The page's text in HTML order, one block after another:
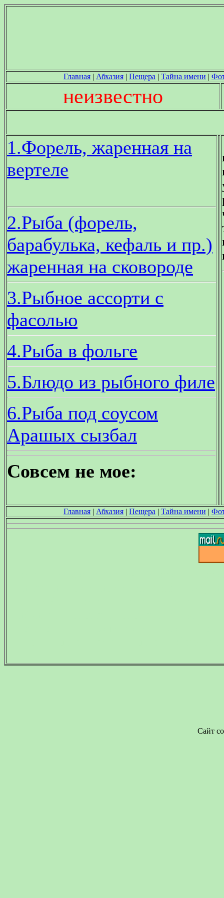
Главная | Абхазия | Пещера | Тайна имени |
неизвестно
1.Форель, жаренная на
вертеле
2.Рыба (форель,
барабулька, кефаль и пр.)
жаренная на сковороде
3.Рыбное ассорти с
фасолью
4.Рыба в фольге
5.Блюдо из рыбного филе
6.Рыба под соусом
Арашых сызбал
Совсем не мое:
Главная | Абхазия | Пещера | Тайна имени |
Сайт